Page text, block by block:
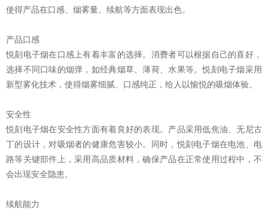
使得产品在口感、烟雾量、续航等方面表现出色。
产品口感
悦刻电子烟在口感上有着丰富的选择。消费者可以根据自己的喜好，
选择不同口味的烟弹，如经典烟草、薄荷、水果等。悦刻电子烟采用
新型雾化技术，使得烟雾细腻、口感纯正，给人以愉悦的吸烟体验。
安全性
悦刻电子烟在安全性方面有着良好的表现。产品采用低焦油、无尼古
丁的设计，对吸烟者的健康危害较小。同时，悦刻电子烟在电池、电
路等关键部件上，采用高品质材料，确保产品在正常使用过程中，不
会出现安全隐患。
续航能力